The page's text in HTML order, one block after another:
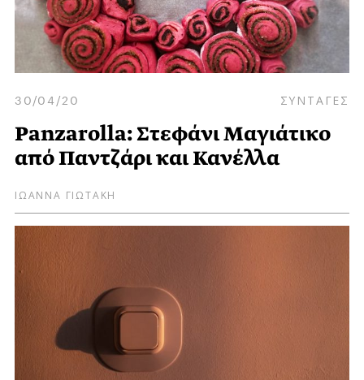
30/04/20 ΣΥΝΤΑΓΕΣ
Panzarolla: Στεφάνι Μαγιάτικο
από Παντζάρι και Κανέλλα
ΙΩΑΝΝΑ ΓΙΩΤΑΚΗ